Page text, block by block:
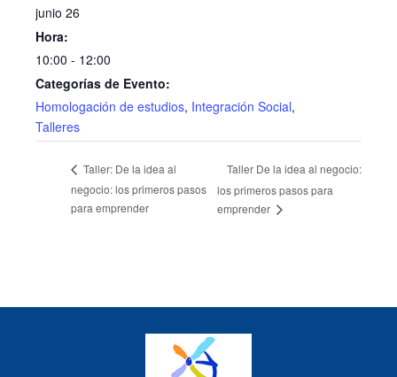
junio 26
Hora:
10:00 - 12:00
Categorías de Evento:
Homologación de estudios, Integración Social,
Talleres
Taller: De la idea al
negocio: los primeros pasos
para emprender
Taller De la idea al negocio:
los primeros pasos para
emprender